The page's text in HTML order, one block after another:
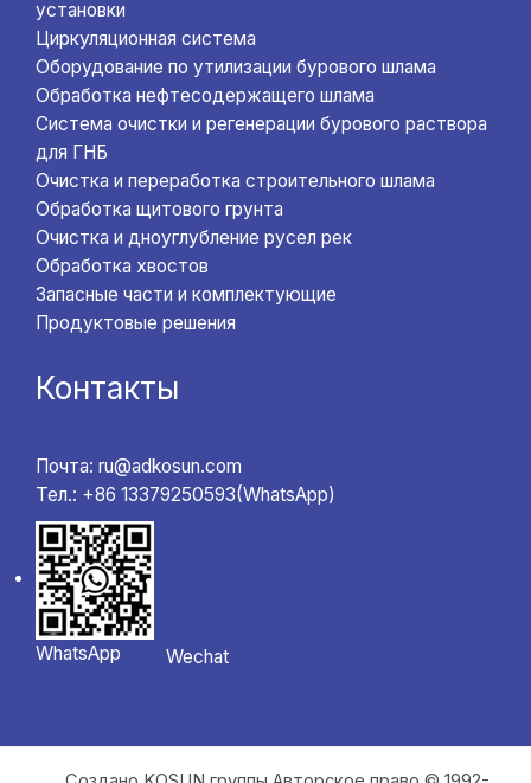
установки
Циркуляционная система
Оборудование по утилизации бурового шлама
Обработка нефтесодержащего шлама
Система очистки и регенерации бурового раствора
для ГНБ
Очистка и переработка строительного шлама
Обработка щитового грунта
Очистка и дноуглубление русел рек
Обработка хвостов
Запасные части и комплектующие
Продуктовые решения
Контакты
Почта: ru@adkosun.com
Тел.: +86 13379250593(WhatsApp)
WhatsApp Wechat